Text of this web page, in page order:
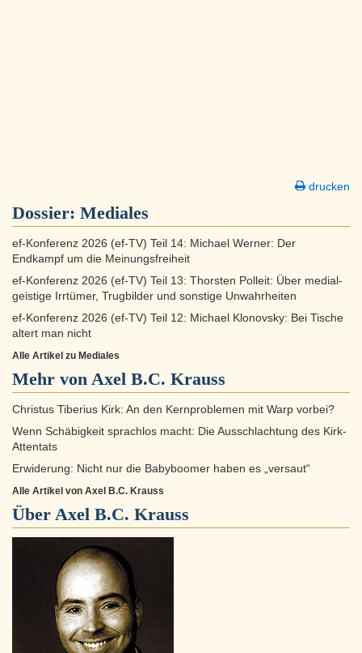
drucken
Dossier: Mediales
ef-Konferenz 2026 (ef-TV) Teil 14: Michael Werner: Der
Endkampf um die Meinungsfreiheit
ef-Konferenz 2026 (ef-TV) Teil 13: Thorsten Polleit: Über medial-
geistige Irrtümer, Trugbilder und sonstige Unwahrheiten
ef-Konferenz 2026 (ef-TV) Teil 12: Michael Klonovsky: Bei Tische
altert man nicht
Alle Artikel zu Mediales
Mehr von Axel B.C. Krauss
Christus Tiberius Kirk: An den Kernproblemen mit Warp vorbei?
Wenn Schäbigkeit sprachlos macht: Die Ausschlachtung des Kirk-
Attentats
Erwiderung: Nicht nur die Babyboomer haben es „versaut“
Alle Artikel von Axel B.C. Krauss
Über Axel B.C. Krauss